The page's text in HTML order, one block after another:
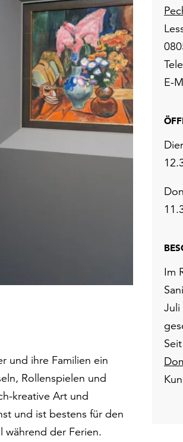
und ihre Familien ein
Rollenspielen und
kreative Art und
und ist bestens für den
während der Ferien.
E-
Im
Juli